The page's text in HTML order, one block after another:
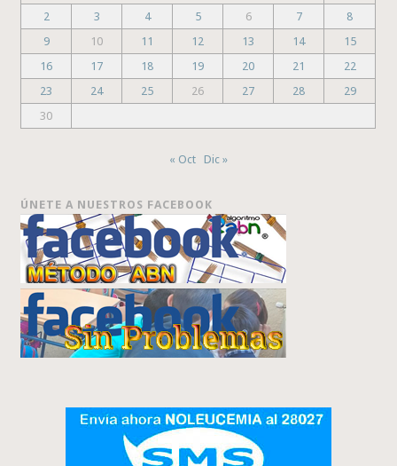
2
3 4 5 6 7
8
9
10 11 12 13 14
15
16
17 18 19 20 21
22
23
24 25 26 27 28
29
30
« Oct Dic »
ÚNETE A NUESTROS FACEBOOK